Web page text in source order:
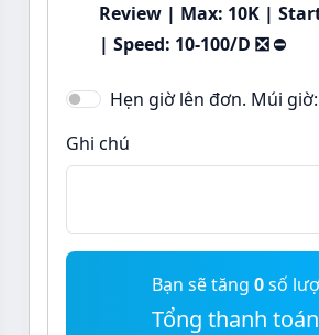
Review | Max: 10K |
| Speed: 10-100/D ❎⛔
Hẹn giờ lên đơn. Múi
Ghi chú
Bạn sẽ tăng 0số
Tổng thanh